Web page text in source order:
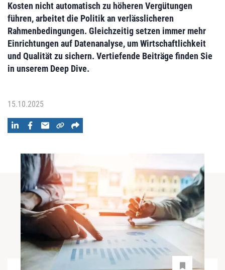
Kosten nicht automatisch zu höheren Vergütungen
führen, arbeitet die Politik an verlässlicheren
Rahmenbedingungen. Gleichzeitig setzen immer mehr
Einrichtungen auf Datenanalyse, um Wirtschaftlichkeit
und Qualität zu sichern. Vertiefende Beiträge finden Sie
in unserem Deep Dive.
15.10.2025